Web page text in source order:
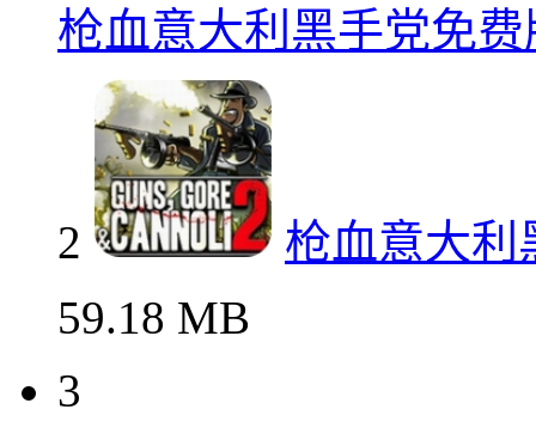
枪血意大利黑手党免
2
枪血意大利
59.18 MB
3